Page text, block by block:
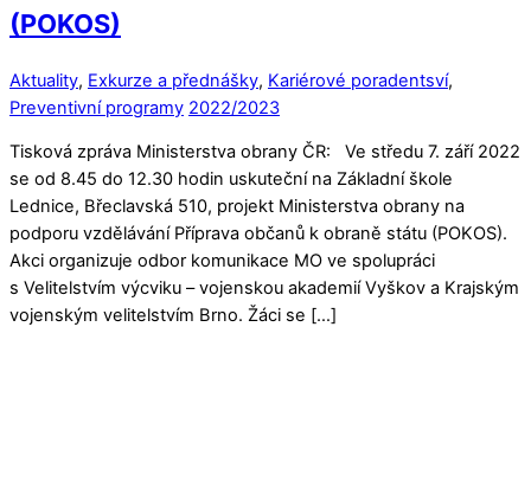
(POKOS)
Aktuality, Exkurze a přednášky, Kariérové poradentsví,
Preventivní programy 2022/2023
Tisková zpráva Ministerstva obrany ČR: Ve středu 7. září 2022
se od 8.45 do 12.30 hodin uskuteční na Základní škole
Lednice, Břeclavská 510, projekt Ministerstva obrany na
podporu vzdělávání Příprava občanů k obraně státu (POKOS).
Akci organizuje odbor komunikace MO ve spolupráci
s Velitelstvím výcviku – vojenskou akademií Vyškov a Krajským
vojenským velitelstvím Brno. Žáci se […]